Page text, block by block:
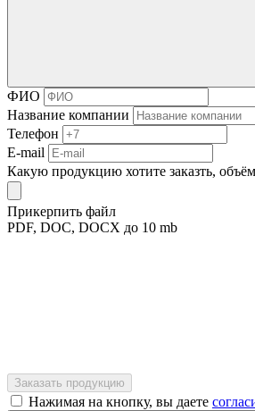
ФИО
Название компании
Телефон
E-mail
Какую продукцию хотите заказть, объём
Прикерпить файл
PDF, DOC, DOCX до 10 mb
Нажимая на кнопку, вы даете